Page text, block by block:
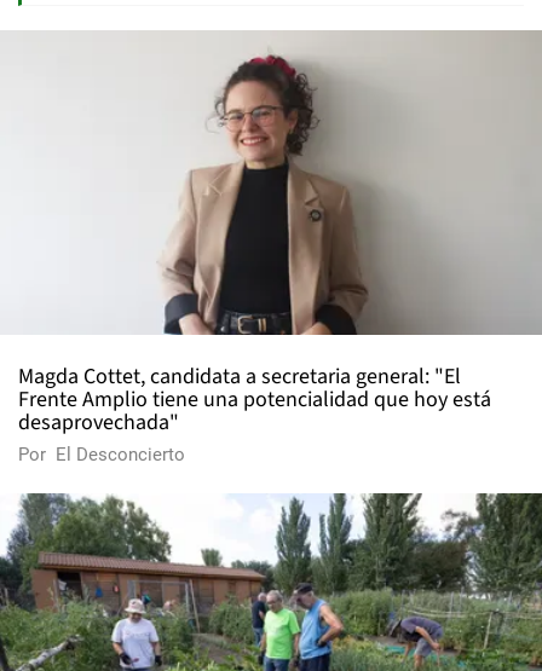
Magda Cottet, candidata a secretaria general: "El
Frente Amplio tiene una potencialidad que hoy está
desaprovechada"
Por El Desconcierto